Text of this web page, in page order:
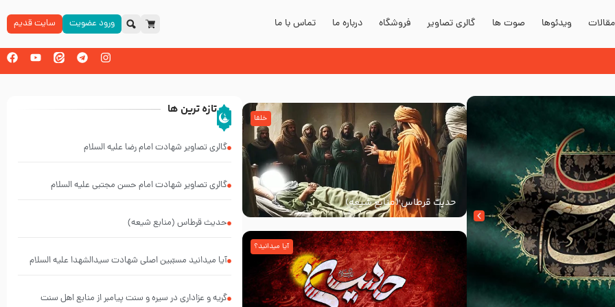
مقالات ویدئوها صوت ها گالری تصاویر فروشگاه درباره ما تماس با ما ورود عضویت سایت قدیم
حدیث قرطاس (منابع شیعه)
خلفا
آیا میدانید؟
تازه ترین ها
گالری تصاویر شهادت امام رضا علیه السلام
گالری تصاویر شهادت امام حسن مجتبی علیه السلام
حدیث قرطاس (منابع شیعه)
آیا میدانید مسبّبین اصلی شهادت سیدالشهدا علیه ‌السلام
گریه و عزاداری در سیره و سنت پیامبر از منابع اهل سنت